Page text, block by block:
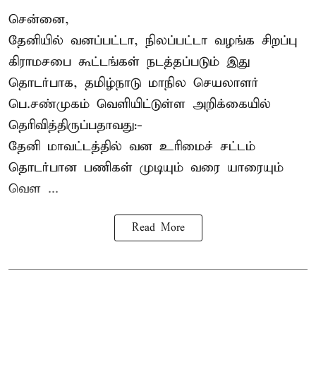
சென்னை,
தேனியில் வனப்பட்டா, நிலப்பட்டா வழங்க சிறப்பு
கிராமசபை கூட்டங்கள் நடத்தப்படும் இது
தொடர்பாக, தமிழ்நாடு மாநில செயலாளர்
பெ.சண்முகம் வெளியிட்டுள்ள அறிக்கையில்
தெரிவித்திருப்பதாவது:-
தேனி மாவட்டத்தில் வன உரிமைச் சட்டம்
தொடர்பான பணிகள் முடியும் வரை யாரையும்
வெள ...
Read More